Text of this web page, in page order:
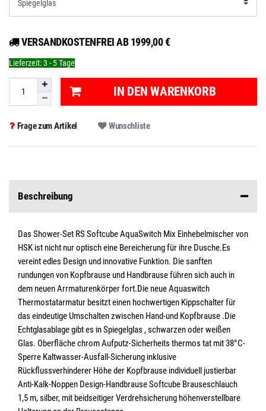
VERSANDKOSTENFREI AB 1999,00 €
Lieferzeit:3 - 5 Tage
IN DEN WARENKORB
Frage zum Artikel Wunschliste
Beschreibung
Das Shower-Set RS Softcube AquaSwitch Mix Einhebelmischer von
HSK ist nicht nur optisch eine Bereicherung für ihre Dusche.Es
vereint edles Design und innovative Funktion. Die sanften
rundungen von Kopfbrause und Handbrause führen sich auch in
dem neuen Arrmaturenkörper fort.Die neue Aquaswitch
Thermostatarmatur besitzt einen hochwertigen Kippschalter für
das eindeutige Umschalten zwischen Hand-und Kopfbrause .Die
Echtglasablage gibt es in Spiegelglas , schwarzen oder weißen
Glas. Oberfläche chrom Aufputz-Sicherheits thermos tat mit 38°C-
Sperre Kaltwasser-Ausfall-Sicherung inklusive
Rückflussverhinderer Höhe der Kopfbrause individuell justierbar
Anti-Kalk-Noppen Design-Handbrause Softcube Brauseschlauch
1,5 m, silber, mit beidseitiger Verdrehsicherung höhenverstellbare